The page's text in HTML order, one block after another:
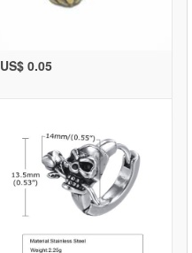
US$ 0.05